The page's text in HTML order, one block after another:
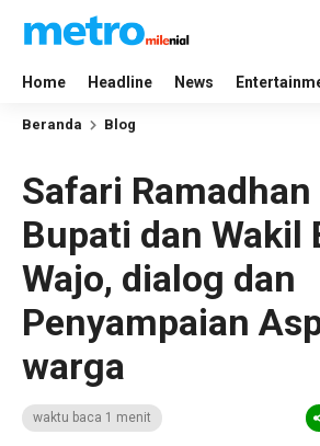
Home Headline News
Beranda Blog
Safari
Bupati dan Wakil
Wajo, dialog dan
Penyampaian
warga
waktu baca 1 menit